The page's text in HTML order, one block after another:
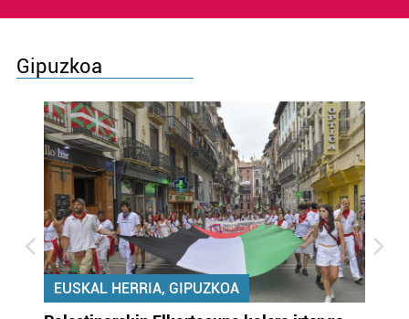
Gipuzkoa
EUSKAL HERRIA, GIPUZKOA